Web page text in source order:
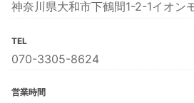
神奈川県大和市下鶴間1-2-1イオン
TEL
070-3305-8624
営業時間